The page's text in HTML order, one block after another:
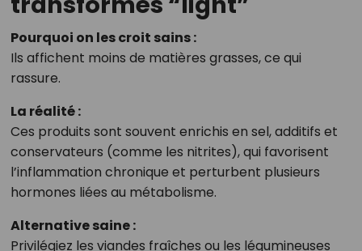
Pourquoi on les croit sains :
Ils affichent moins de matières grasses, ce qui
rassure.
La réalité :
Ces produits sont souvent enrichis en sel, additifs et
conservateurs (comme les nitrites), qui favorisent
l’inflammation chronique et perturbent plusieurs
hormones liées au métabolisme.
Alternative saine :
Privilégiez les viandes fraîches ou les légumineuses